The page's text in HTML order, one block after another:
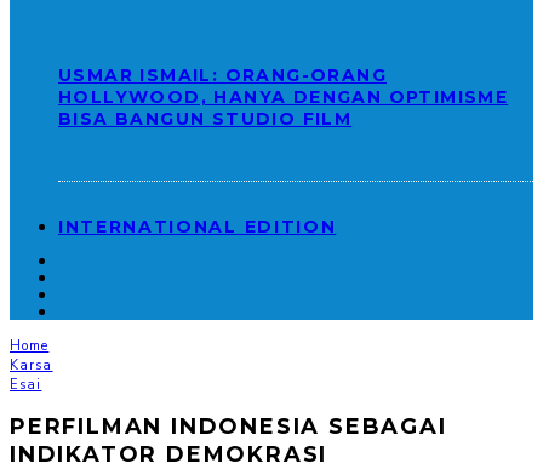
USMAR ISMAIL: ORANG-ORANG
HOLLYWOOD, HANYA DENGAN OPTIMISME
BISA BANGUN STUDIO FILM
INTERNATIONAL EDITION
Home
Karsa
Esai
PERFILMAN INDONESIA SEBAGAI
INDIKATOR DEMOKRASI